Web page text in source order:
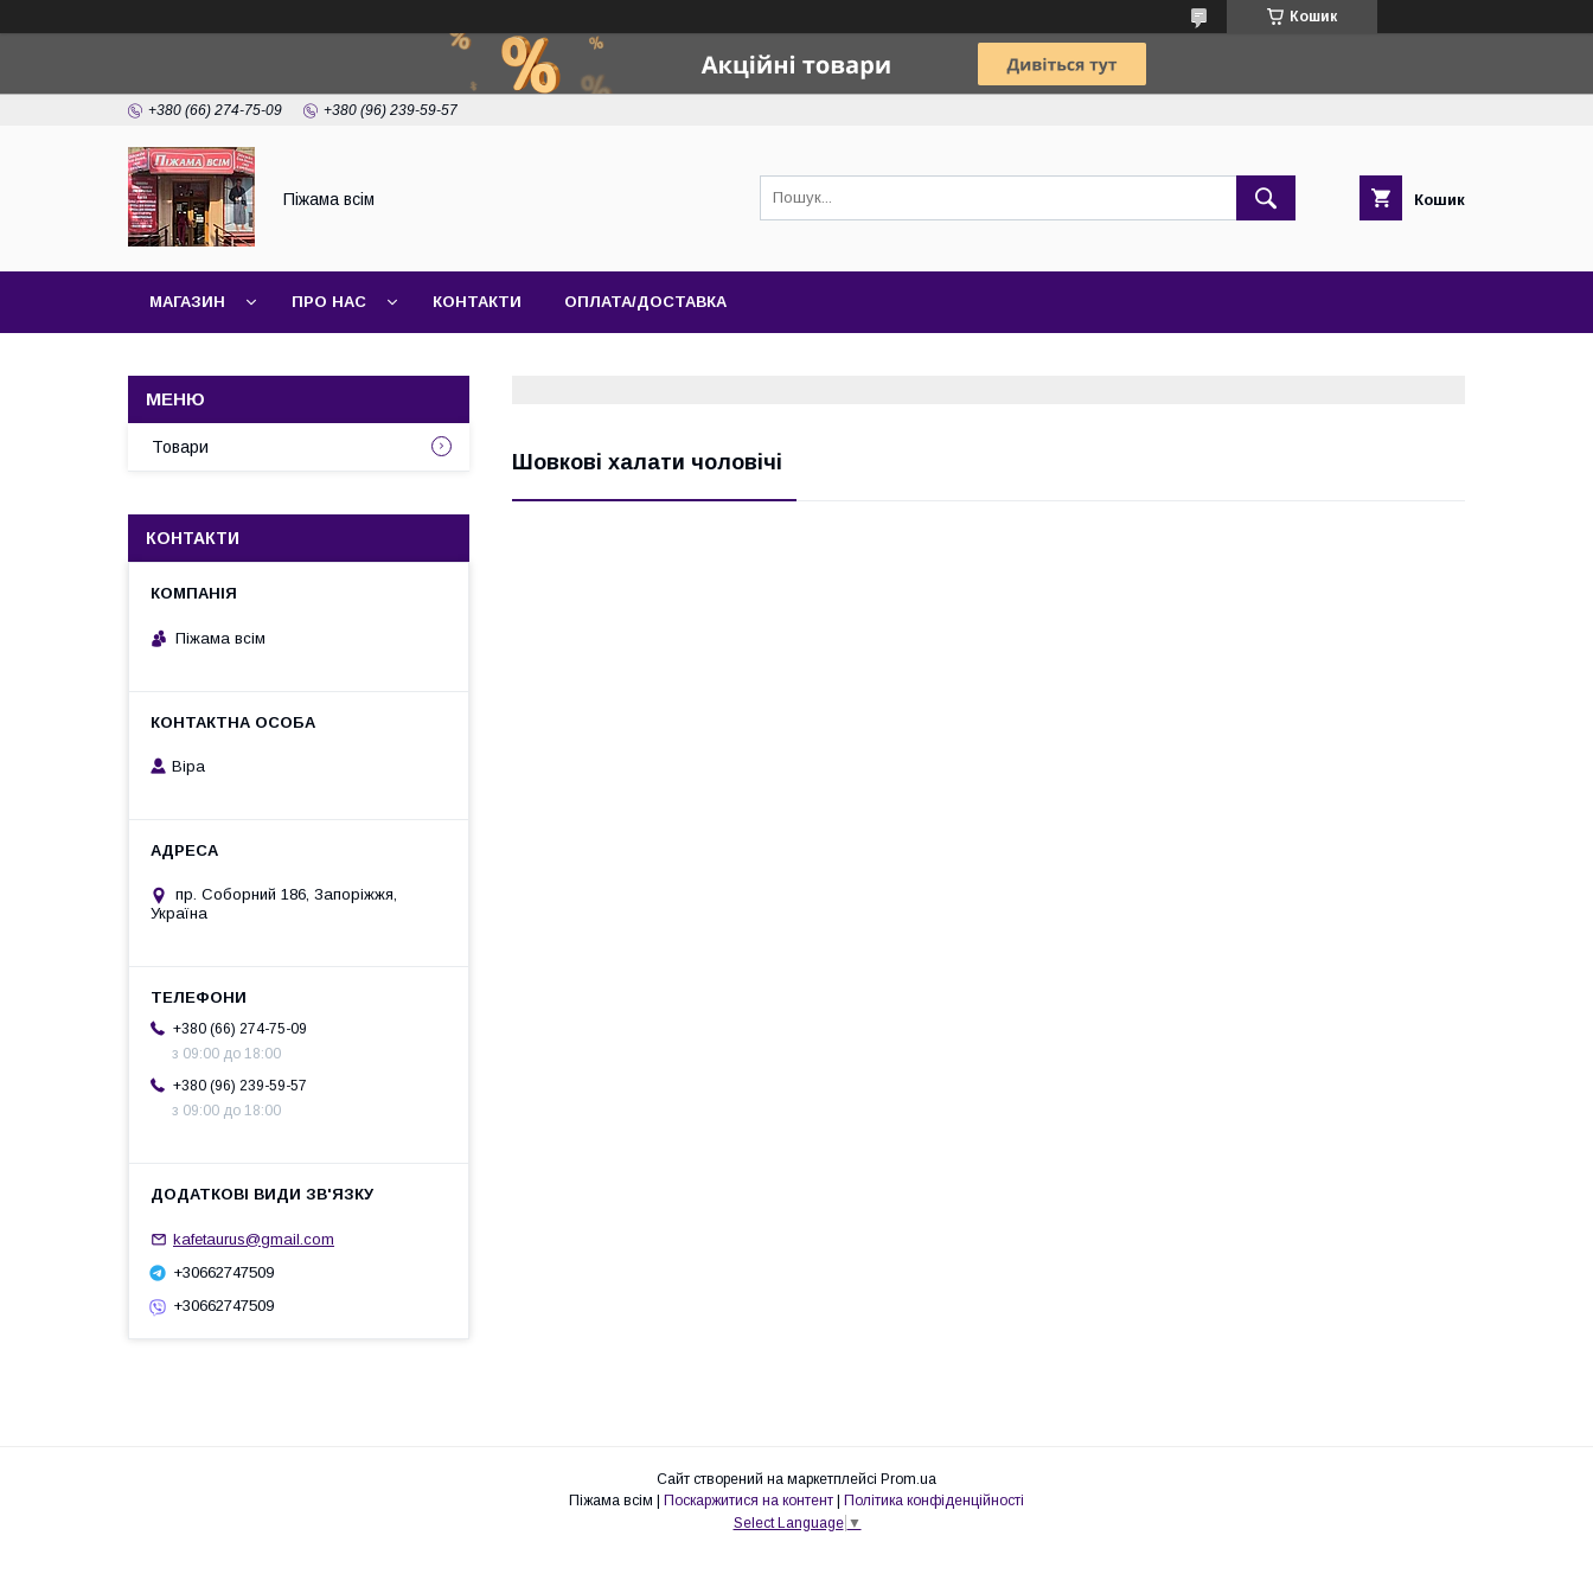
Кошик
+380 (66) 274-75-09 +380 (96) 239-59-57
Піжама всім Кошик
МАГАЗИН ПРО НАС КОНТАКТИ ОПЛАТА/ДОСТАВКА
Шовкові халати чоловічі
Товари
КОНТАКТИ
Піжама всім
Віра
пр. Соборний 186, Запоріжжя,
Україна
+380 (66) 274-75-09
з 09:00 до 18:00
+380 (96) 239-59-57
з 09:00 до 18:00
kafetaurus@gmail.com
+30662747509
+30662747509
Сайт створений на маркетплейсі Prom.ua
Піжама всім | Поскаржитися на контент | Політика конфіденційності
Select Language ▼